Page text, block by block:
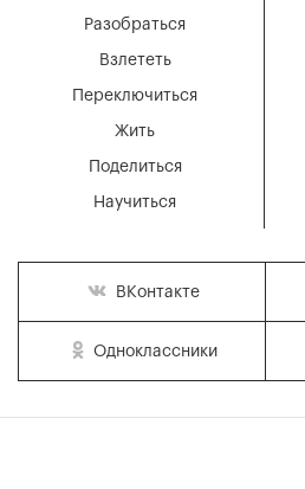
Разобраться
Взлететь
Переключиться
Жить
Поделиться
Научиться
ВКонтакте
Одноклассники